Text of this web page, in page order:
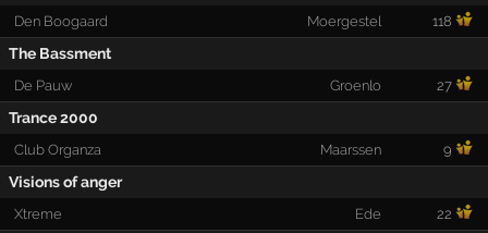
Den Boogaard Moergestel 118
The Bassment
De Pauw Groenlo 27
Trance 2000
Club Organza Maarssen 9
Visions of anger
Xtreme Ede 22